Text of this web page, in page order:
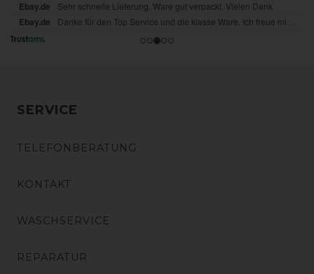
SERVICE
TELEFONBERATUNG
KONTAKT
WASCHSERVICE
REPARATUR